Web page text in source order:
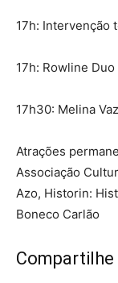
17h: Intervenção
17h: Rowline Duo
17h30: Melina
Atrações
Associação
Azo, Historin:
Boneco Carlão
Compartilhe